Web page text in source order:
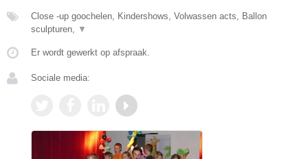
Close -up goochelen, Kindershows, Volwassen acts, Ballon
sculpturen,
▼
Er wordt gewerkt op afspraak.
Sociale media: